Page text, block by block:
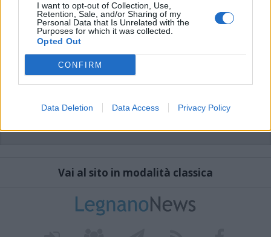
I want to opt-out of Collection, Use,
Retention, Sale, and/or Sharing of my
Personal Data that Is Unrelated with the
Purposes for which it was collected.
Opted Out
CONFIRM
Data Deletion Data Access Privacy Policy
Vai al sito in modalità classica